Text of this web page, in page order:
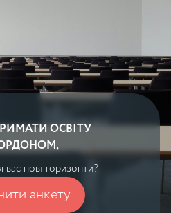
ОСВІТУ
вас нові горизонти?
анкету